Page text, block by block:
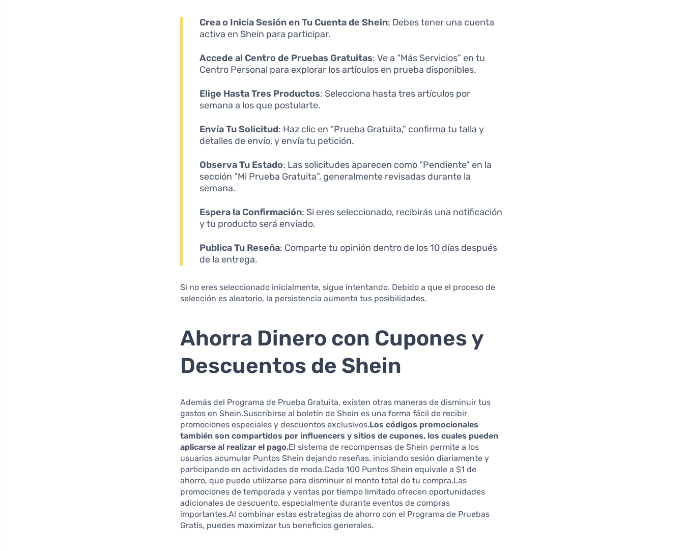
Crea o Inicia Sesión en Tu Cuenta de Shein: Debes tener una cuenta
activa en Shein para participar.
Accede al Centro de Pruebas Gratuitas: Ve a “Más Servicios” en tu
Centro Personal para explorar los artículos en prueba disponibles.
Elige Hasta Tres Productos: Selecciona hasta tres artículos por
semana a los que postularte.
Envía Tu Solicitud: Haz clic en “Prueba Gratuita,” confirma tu talla y
detalles de envío, y envía tu petición.
Observa Tu Estado: Las solicitudes aparecen como “Pendiente” en la
sección “Mi Prueba Gratuita”, generalmente revisadas durante la
semana.
Espera la Confirmación: Si eres seleccionado, recibirás una notificación
y tu producto será enviado.
Publica Tu Reseña: Comparte tu opinión dentro de los 10 días después
de la entrega.
Si no eres seleccionado inicialmente, sigue intentando. Debido a que el proceso de
selección es aleatorio, la persistencia aumenta tus posibilidades.
Ahorra Dinero con Cupones y
Descuentos de Shein
Además del Programa de Prueba Gratuita, existen otras maneras de disminuir tus
gastos en Shein.Suscribirse al boletín de Shein es una forma fácil de recibir
promociones especiales y descuentos exclusivos.Los códigos promocionales
también son compartidos por influencers y sitios de cupones, los cuales pueden
aplicarse al realizar el pago.El sistema de recompensas de Shein permite a los
usuarios acumular Puntos Shein dejando reseñas, iniciando sesión diariamente y
participando en actividades de moda.Cada 100 Puntos Shein equivale a $1 de
ahorro, que puede utilizarse para disminuir el monto total de tu compra.Las
promociones de temporada y ventas por tiempo limitado ofrecen oportunidades
adicionales de descuento, especialmente durante eventos de compras
importantes.Al combinar estas estrategias de ahorro con el Programa de Pruebas
Gratis, puedes maximizar tus beneficios generales.